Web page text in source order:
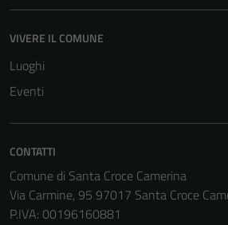
VIVERE IL COMUNE
Luoghi
Eventi
CONTATTI
Comune di Santa Croce Camerina
Via Carmine, 95 97017 Santa Croce
P.IVA: 00196160881